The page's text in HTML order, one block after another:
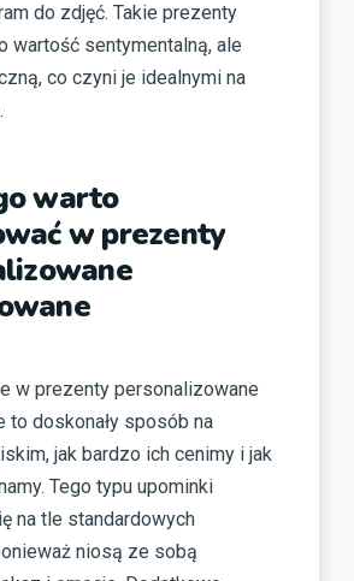
do zdjęć. Takie prezenty
wartość sentymentalną, ale
co czyni je idealnymi na
warto
w prezenty
w prezenty personalizowane
to doskonały sposób na
jak bardzo ich cenimy i jak
Tego typu upominki
na tle standardowych
niosą ze sobą